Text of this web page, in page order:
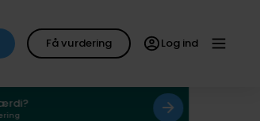
Få vurdering Log ind